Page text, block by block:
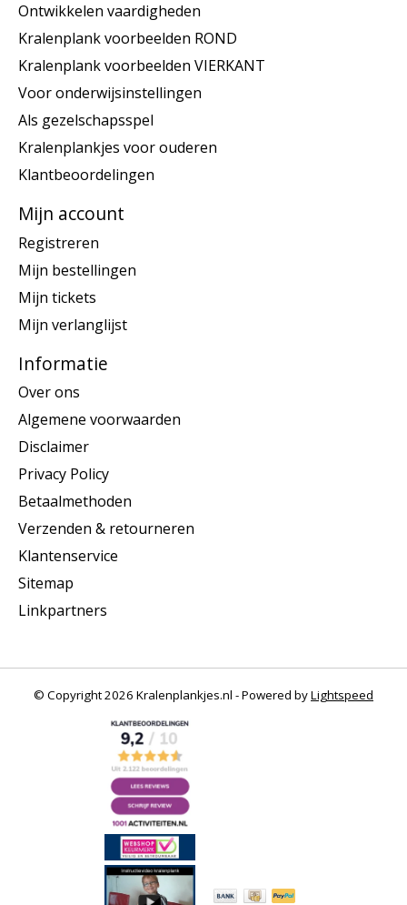
Ontwikkelen vaardigheden
Kralenplank voorbeelden ROND
Kralenplank voorbeelden VIERKANT
Voor onderwijsinstellingen
Als gezelschapsspel
Kralenplankjes voor ouderen
Klantbeoordelingen
Mijn account
Registreren
Mijn bestellingen
Mijn tickets
Mijn verlanglijst
Informatie
Over ons
Algemene voorwaarden
Disclaimer
Privacy Policy
Betaalmethoden
Verzenden & retourneren
Klantenservice
Sitemap
Linkpartners
© Copyright 2026 Kralenplankjes.nl - Powered byLightspeed